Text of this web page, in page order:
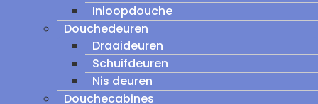
Inloopdouche
Douchedeuren
Draaideuren
Schuifdeuren
Nis deuren
Douchecabines